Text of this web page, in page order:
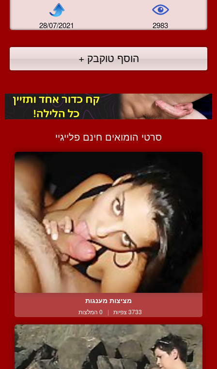
28/07/2021 2983
הוסף טוקבק +
סרטי הומואים חינם פלייגיי
מציצות מענגות
3733 צפיות | 0 המלצות